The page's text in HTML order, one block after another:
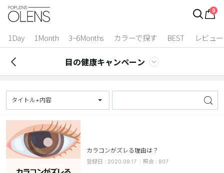
0
1Day 1Month 3~6Months カラーで探す BEST レビュー
ログイン
カラコン比較
今月限定特典
ベスト
カラコン
装着期間
1 Day
2 Weeks
目の健康キャンペーン
タイトル+内容
カラコンがズレる理由は？
2020.09.17 807